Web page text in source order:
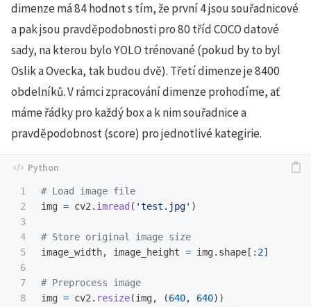
dimenze má 84 hodnot s tím, že první 4 jsou souřadnicové
a pak jsou pravděpodobnosti pro 80 tříd COCO datové
sady, na kterou bylo YOLO trénované (pokud by to byl
Oslik a Ovecka, tak budou dvě). Třetí dimenze je 8400
obdelníků. V rámci zpracování dimenze prohodíme, ať
máme řádky pro každý box a k nim souřadnice a
pravděpodobnost (score) pro jednotlivé kategirie.
1
2
3
4
5
6
7
8
img = cv2. imread ( 'test.jpg' )
image_width, image_height = img. shape [: 2]
img = cv2. resize(img, (640, 640))